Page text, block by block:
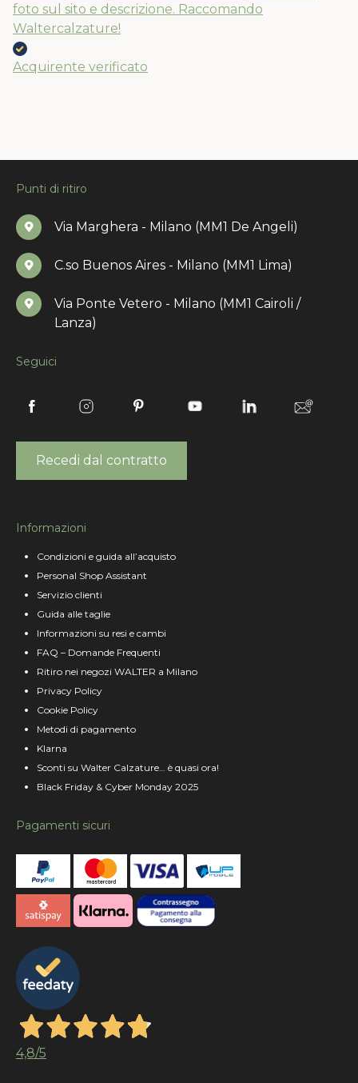
foto sul sito e descrizione. Raccomando
Waltercalzature!
Acquirente verificato
Punti di ritiro
Via Marghera - Milano (MM1 De Angeli)
C.so Buenos Aires - Milano (MM1 Lima)
Via Ponte Vetero - Milano (MM1 Cairoli /
Lanza)
Seguici
Recedi dal contratto
Informazioni
Condizioni e guida all’acquisto
Personal Shop Assistant
Servizio clienti
Guida alle taglie
Informazioni su resi e cambi
FAQ – Domande Frequenti
Ritiro nei negozi WALTER a Milano
Privacy Policy
Cookie Policy
Metodi di pagamento
Klarna
Sconti su Walter Calzature… è quasi ora!
Black Friday & Cyber Monday 2025
Pagamenti sicuri
4,8/5